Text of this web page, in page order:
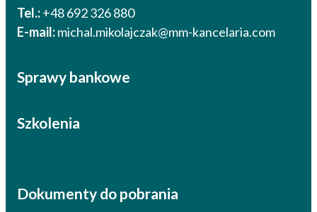
Tel.:+48 692 326 880
E-mail:michal.mikolajczak@mm-kancelaria.com
Sprawy bankowe
Szkolenia
Dokumenty do pobrania